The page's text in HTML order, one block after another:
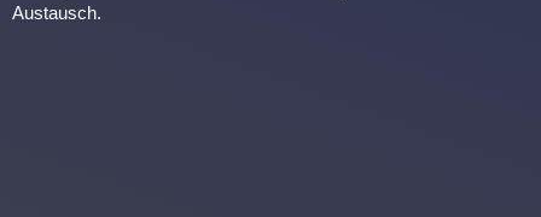
Austausch.